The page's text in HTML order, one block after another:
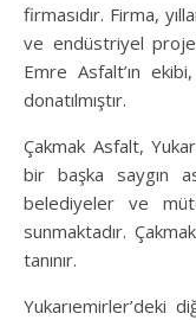
firmasıdır. Firma,
ve endüstriyel
Emre Asfalt’ın
donatılmıştır.
Çakmak Asfalt,
bir başka saygın
belediyeler ve
sunmaktadır.
tanınır.
Yukarıemirler’deki